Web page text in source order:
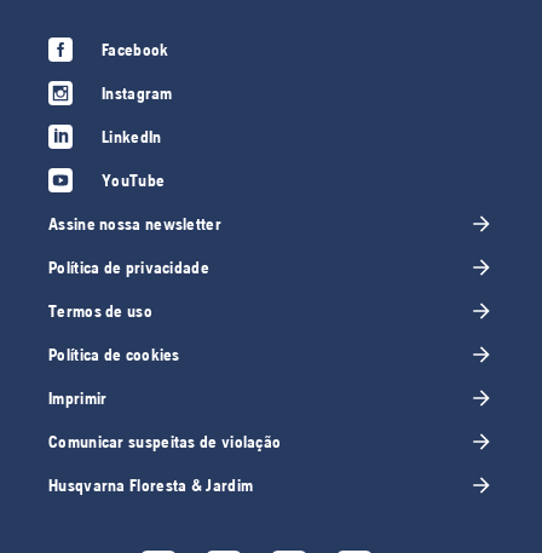
Facebook
Instagram
LinkedIn
YouTube
Assine nossa newsletter
Política de privacidade
Termos de uso
Política de cookies
Imprimir
Comunicar suspeitas de violação
Husqvarna Floresta & Jardim